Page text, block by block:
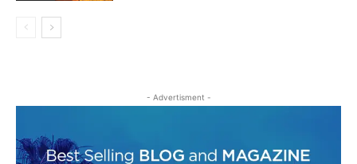
- Advertisment -